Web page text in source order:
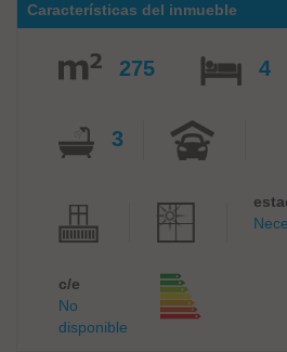
Características del inmueble
275 4
3
c/e
No
disponible